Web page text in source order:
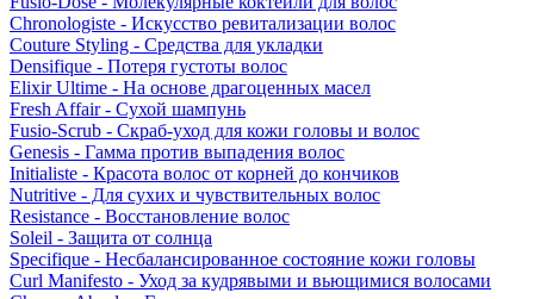
Chronologiste - Искусство ревитализации волос
Couture Styling - Средства для укладки
Densifique - Потеря густоты волос
Elixir Ultime - На основе драгоценных масел
Fresh Affair - Сухой шампунь
Fusio-Scrub - Скраб-уход для кожи головы и волос
Genesis - Гамма против выпадения волос
Initialiste - Красота волос от корней до кончиков
Nutritive - Для сухих и чувствительных волос
Resistance - Восстановление волос
Soleil - Защита от солнца
Specifique - Несбалансированное состояние кожи головы
Curl Manifesto - Уход за кудрявыми и вьющимися волосами